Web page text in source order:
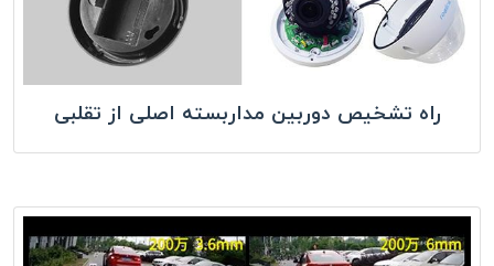
راه تشخیص دوربین مداربسته اصلی از تقلبی